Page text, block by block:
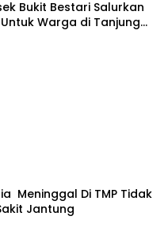
Bukit Bestari Salurkan
Warga di Tanjung
Meninggal Di TMP Tidak
Jantung